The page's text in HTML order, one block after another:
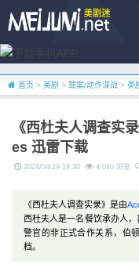
首页 > 美剧 > 罪案/动作谍战 > 英
《西杜夫人调查实
es 迅雷下载
2024/04/29 19:30 4,040 浏览
《西杜夫人调查实录》是由
西杜夫人是一名餐饮承办人
警官的非正式合作关系，伯
档。